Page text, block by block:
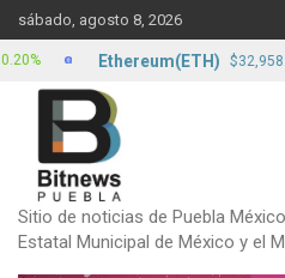
Skip
to
content
sábado, agosto 8, 2026
Sitio de noticias de Puebla
Estatal Municipal de México y el
Ethereum(ETH) $32,958.68